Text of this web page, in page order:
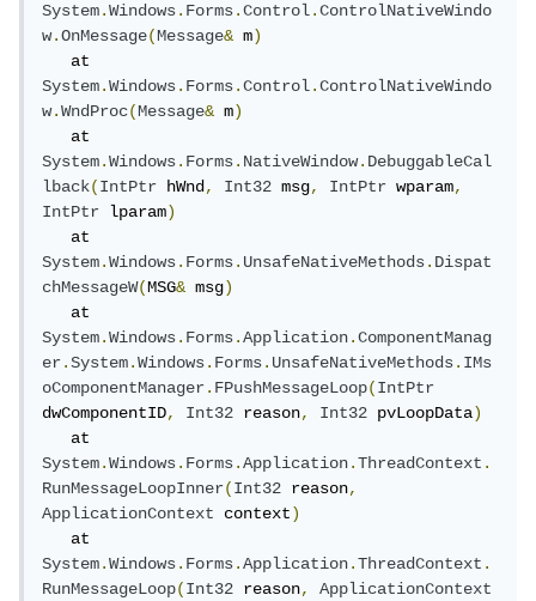
System.Windows.Forms.Control.ControlNativeWindo
w.OnMessage(Message& m)
System.Windows.Forms.Control.ControlNativeWindo
w.WndProc(Message& m)
System.Windows.Forms.NativeWindow.DebuggableCal
lback(IntPtr hWnd, Int32 msg, IntPtr wparam,
IntPtr lparam)
System.Windows.Forms.UnsafeNativeMethods.Dispat
chMessageW(MSG& msg)
System.Windows.Forms.Application.ComponentManag
er.System.Windows.Forms.UnsafeNativeMethods.IMs
oComponentManager.FPushMessageLoop(IntPtr
dwComponentID, Int32 reason, Int32 pvLoopData)
System.Windows.Forms.Application.ThreadContext.
RunMessageLoopInner(Int32 reason,
ApplicationContext
context)
System.Windows.Forms.Application.ThreadContext.
RunMessageLoop(Int32 reason,
ApplicationContext